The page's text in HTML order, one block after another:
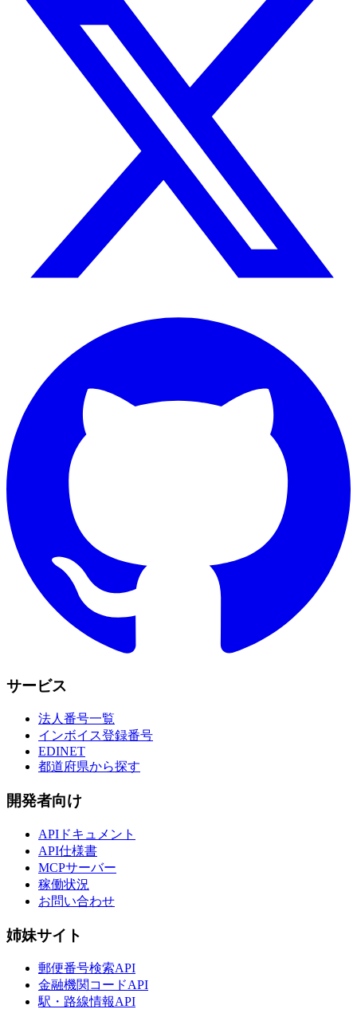
サービス
法人番号一覧
インボイス登録番号
EDINET
都道府県から探す
開発者向け
APIドキュメント
API仕様書
MCPサーバー
稼働状況
お問い合わせ
姉妹サイト
郵便番号検索API
金融機関コードAPI
駅・路線情報API